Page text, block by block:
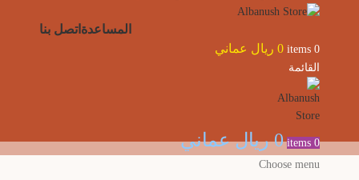
المساعدة اتصل بنا
0
items
0 ريال عماني
القائمة
0
items
0 ريال عماني
Choose menu